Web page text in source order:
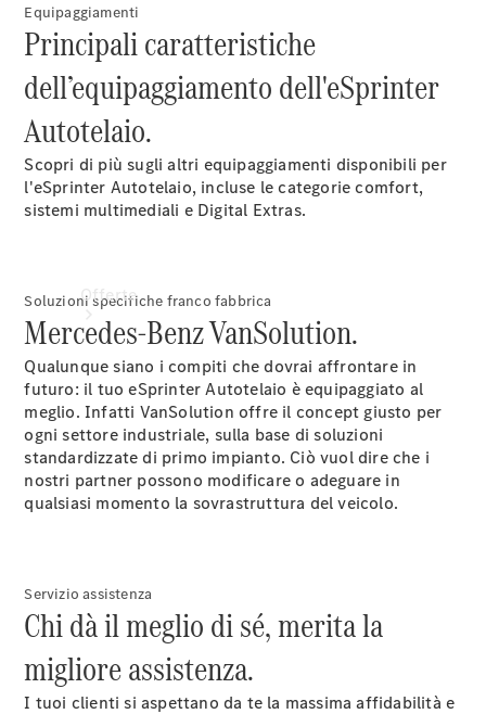
Store
Offerte
Vetture
nuove
disponibili
Offerte e
modelli
speciali
Financial
Services e
Equipaggiamenti
Principali caratteristiche
dell’equipaggiamento dell'eSprinter
Autotelaio.
Scopri di più sugli altri equipaggiamenti disponibili per
l'eSprinter Autotelaio, incluse le categorie comfort,
sistemi multimediali e Digital Extras.
Soluzioni specifiche franco fabbrica
Mercedes-Benz VanSolution.
Qualunque siano i compiti che dovrai affrontare in
futuro: il tuo eSprinter Autotelaio è equipaggiato al
meglio. Infatti VanSolution offre il concept giusto per
ogni settore industriale, sulla base di soluzioni
standardizzate di primo impianto. Ciò vuol dire che i
nostri partner possono modificare o adeguare in
qualsiasi momento la sovrastruttura del veicolo.
Servizio assistenza
Chi dà il meglio di sé, merita la
migliore assistenza.
I tuoi clienti si aspettano da te la massima affidabilità e